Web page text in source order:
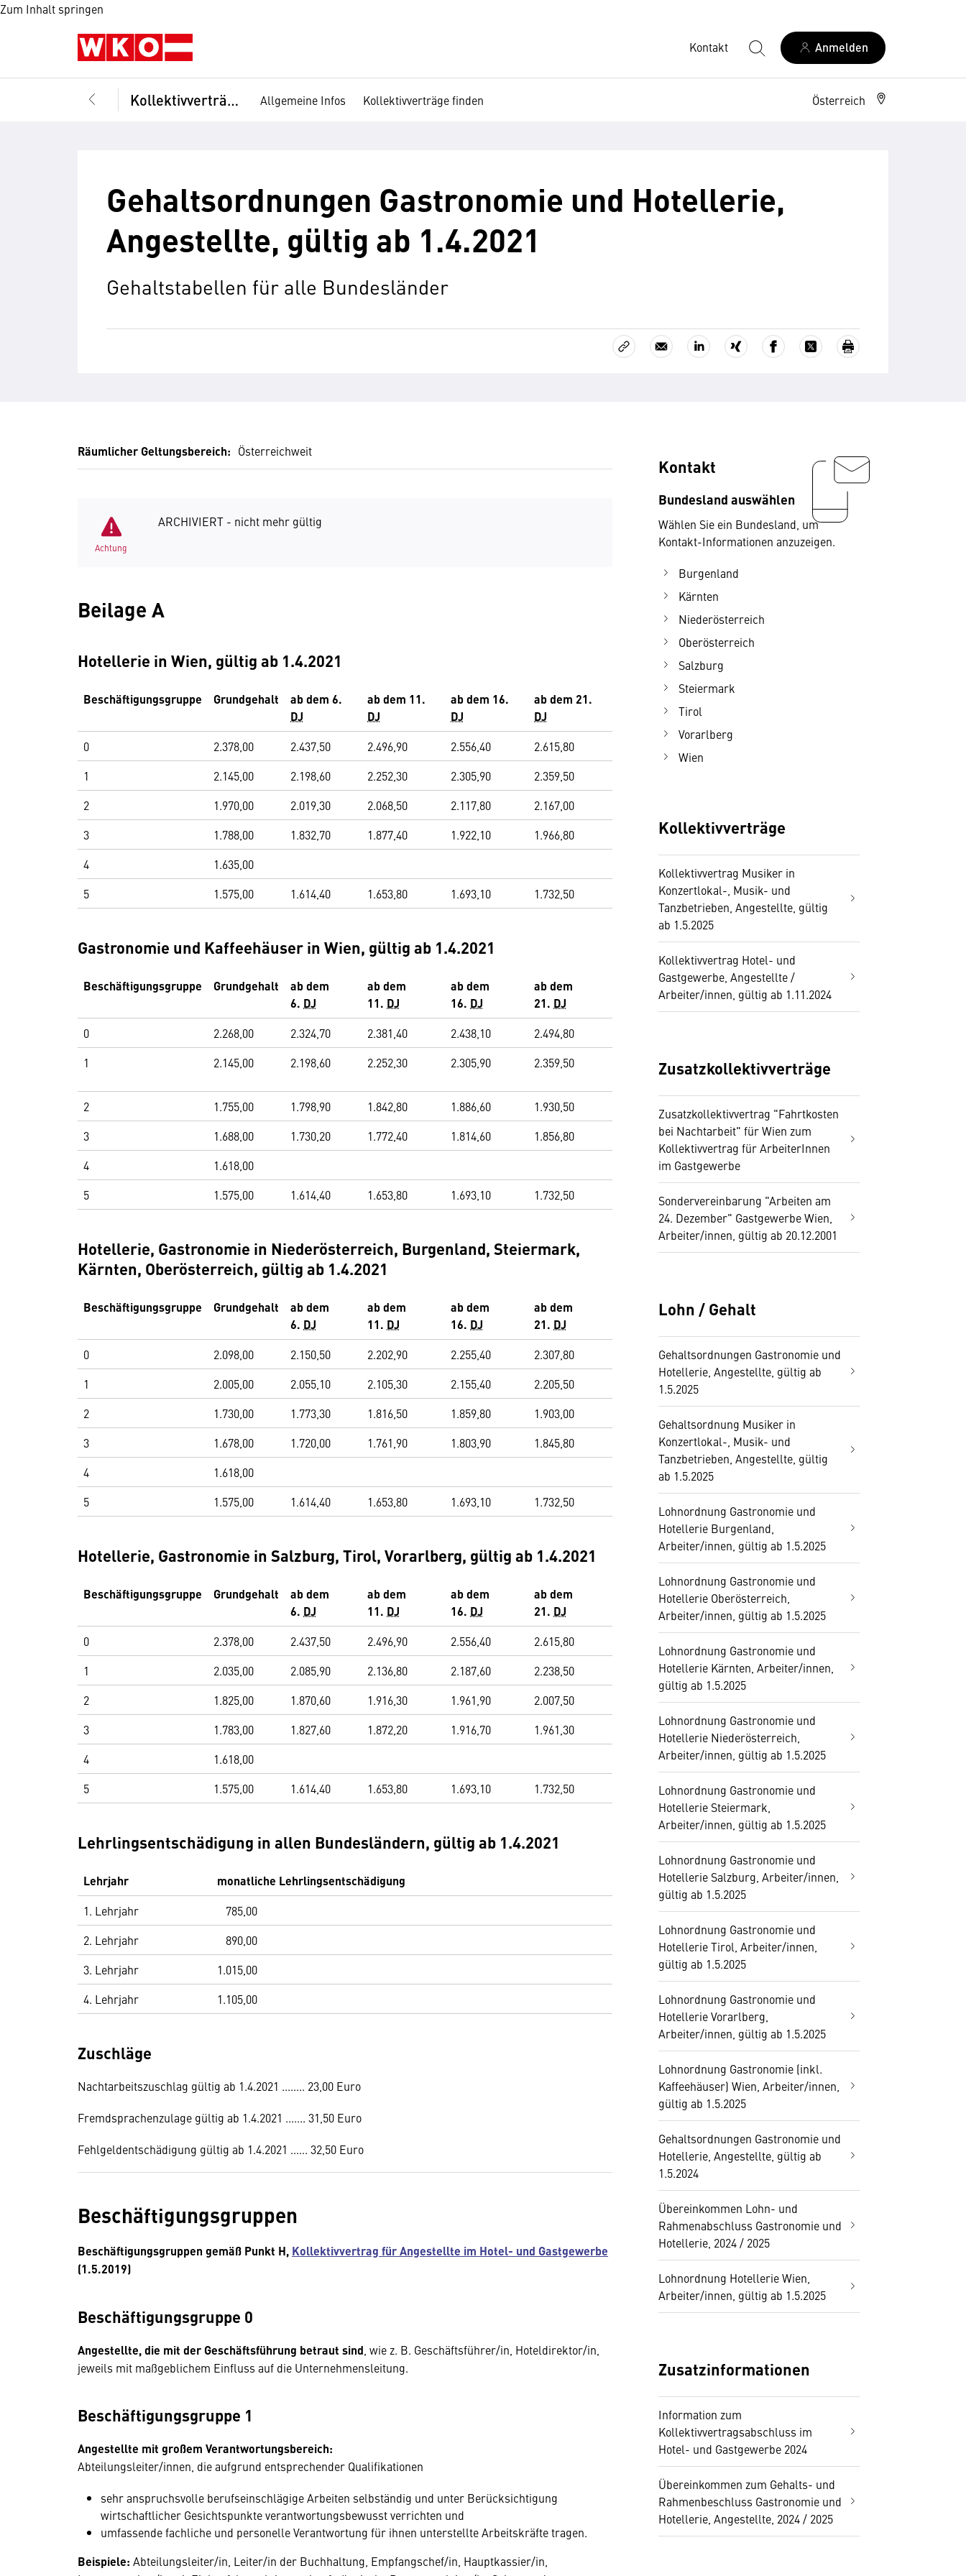
Zum Inhalt springen
Kontakt Anmelden
Kollektivverträge Allgemeine Infos Kollektivverträge finden Österreich
Gehaltsordnungen Gastronomie und Hotellerie,
Angestellte, gültig ab 1.4.2021
Gehaltstabellen für alle Bundesländer
Räumlicher Geltungsbereich: Österreichweit
Achtung
ARCHIVIERT - nicht mehr gültig
Beilage A
Hotellerie in Wien, gültig ab 1.4.2021
Beschäftigungsgruppe Grundgehalt
ab dem 6.
DJ
ab dem 11.
DJ
ab dem 16.
DJ
ab dem 21.
DJ
0 2.378,00 2.437,50 2.496,90 2.556,40
2.615,80
1
2.145,00 2.198,60 2.252,30 2.305,90
2.359,50
2
1.970,00 2.019,30 2.068,50 2.117,80
2.167,00
3
1.788,00 1.832,70 1.877,40 1.922,10
1.966,80
4
1.635,00
5
1.575,00 1.614,40 1.653,80 1.693,10 1.732,50
Gastronomie und Kaffeehäuser in Wien, gültig ab 1.4.2021
Beschäftigungsgruppe Grundgehalt
ab dem
6. DJ
ab dem
11. DJ
ab dem
16. DJ
ab dem
21. DJ
0 2.268,00 2.324,70 2.381,40 2.438,10
2.494,80
1
2.145,00 2.198,60 2.252,30 2.305,90 2.359,50
2 1.755,00 1.798,90 1.842,80 1.886,60
1.930,50
3
1.688,00 1.730,20 1.772,40 1.814,60
1.856,80
4
1.618,00
5
1.575,00 1.614,40 1.653,80 1.693,10 1.732,50
Hotellerie, Gastronomie in Niederösterreich, Burgenland, Steiermark,
Kärnten, Oberösterreich, gültig ab 1.4.2021
Beschäftigungsgruppe Grundgehalt
ab dem
6. DJ
ab dem
11. DJ
ab dem
16. DJ
ab dem
21. DJ
0 2.098,00 2.150,50 2.202,90 2.255,40
2.307,80
1
2.005,00 2.055,10 2.105,30 2.155,40
2.205,50
2
1.730,00 1.773,30 1.816,50 1.859,80
1.903,00
3
1.678,00 1.720,00 1.761,90 1.803,90
1.845,80
4
1.618,00
5
1.575,00 1.614,40 1.653,80 1.693,10 1.732,50
Hotellerie, Gastronomie in Salzburg, Tirol, Vorarlberg, gültig ab 1.4.2021
Beschäftigungsgruppe Grundgehalt
ab dem
6. DJ
ab dem
11. DJ
ab dem
16. DJ
ab dem
21. DJ
0 2.378,00 2.437,50 2.496,90 2.556,40
2.615,80
1
2.035,00 2.085,90 2.136,80 2.187,60
2.238,50
2
1.825,00 1.870,60 1.916,30 1.961,90
2.007,50
3
1.783,00 1.827,60 1.872,20 1.916,70
1.961,30
4
1.618,00
5
1.575,00 1.614,40 1.653,80 1.693,10 1.732,50
Lehrlingsentschädigung in allen Bundesländern, gültig ab 1.4.2021
Lehrjahr monatliche Lehrlingsentschädigung
1. Lehrjahr
785,00
2. Lehrjahr
890,00
3. Lehrjahr
1.015,00
4. Lehrjahr
1.105,00
Zuschläge
Nachtarbeitszuschlag gültig ab 1.4.2021 ........ 23,00 Euro
Fremdsprachenzulage gültig ab 1.4.2021 ....... 31,50 Euro
Fehlgeldentschädigung gültig ab 1.4.2021 ...... 32,50 Euro
Beschäftigungsgruppen
Beschäftigungsgruppen gemäß Punkt H, Kollektivvertrag für Angestellte im Hotel- und Gastgewerbe
(1.5.2019)
Beschäftigungsgruppe 0
Angestellte, die mit der Geschäftsführung betraut sind , wie z. B. Geschäftsführer/in, Hoteldirektor/in,
jeweils mit maßgeblichem Einfluss auf die Unternehmensleitung.
Beschäftigungsgruppe 1
Angestellte mit großem Verantwortungsbereich:
Abteilungsleiter/innen, die aufgrund entsprechender Qualifikationen
sehr anspruchsvolle berufseinschlägige Arbeiten selbständig und unter Berücksichtigung
wirtschaftlicher Gesichtspunkte verantwortungsbewusst verrichten und
umfassende fachliche und personelle Verantwortung für ihnen unterstellte Arbeitskräfte tragen.
Beispiele: Abteilungsleiter/in, Leiter/in der Buchhaltung, Empfangschef/in, Hauptkassier/in,
Kontakt
Bundesland auswählen
Wählen Sie ein Bundesland, um
Kontakt-Informationen anzuzeigen.
Burgenland
Kärnten
Niederösterreich
Oberösterreich
Salzburg
Steiermark
Tirol
Vorarlberg
Wien
Kollektivverträge
Kollektivvertrag Musiker in
Konzertlokal-, Musik- und
Tanzbetrieben, Angestellte, gültig
ab 1.5.2025
Kollektivvertrag Hotel- und
Gastgewerbe, Angestellte /
Arbeiter/innen, gültig ab 1.11.2024
Zusatzkollektivverträge
Zusatzkollektivvertrag "Fahrtkosten
bei Nachtarbeit" für Wien zum
Kollektivvertrag für ArbeiterInnen
im Gastgewerbe
Sondervereinbarung "Arbeiten am
24. Dezember" Gastgewerbe Wien,
Arbeiter/innen, gültig ab 20.12.2001
Lohn / Gehalt
Gehaltsordnungen Gastronomie und
Hotellerie, Angestellte, gültig ab
1.5.2025
Gehaltsordnung Musiker in
Konzertlokal-, Musik- und
Tanzbetrieben, Angestellte, gültig
ab 1.5.2025
Lohnordnung Gastronomie und
Hotellerie Burgenland,
Arbeiter/innen, gültig ab 1.5.2025
Lohnordnung Gastronomie und
Hotellerie Oberösterreich,
Arbeiter/innen, gültig ab 1.5.2025
Lohnordnung Gastronomie und
Hotellerie Kärnten, Arbeiter/innen,
gültig ab 1.5.2025
Lohnordnung Gastronomie und
Hotellerie Niederösterreich,
Arbeiter/innen, gültig ab 1.5.2025
Lohnordnung Gastronomie und
Hotellerie Steiermark,
Arbeiter/innen, gültig ab 1.5.2025
Lohnordnung Gastronomie und
Hotellerie Salzburg, Arbeiter/innen,
gültig ab 1.5.2025
Lohnordnung Gastronomie und
Hotellerie Tirol, Arbeiter/innen,
gültig ab 1.5.2025
Lohnordnung Gastronomie und
Hotellerie Vorarlberg,
Arbeiter/innen, gültig ab 1.5.2025
Lohnordnung Gastronomie (inkl.
Kaffeehäuser) Wien, Arbeiter/innen,
gültig ab 1.5.2025
Gehaltsordnungen Gastronomie und
Hotellerie, Angestellte, gültig ab
1.5.2024
Übereinkommen Lohn- und
Rahmenabschluss Gastronomie und
Hotellerie, 2024 / 2025
Lohnordnung Hotellerie Wien,
Arbeiter/innen, gültig ab 1.5.2025
Zusatzinformationen
Information zum
Kollektivvertragsabschluss im
Hotel- und Gastgewerbe 2024
Übereinkommen zum Gehalts- und
Rahmenbeschluss Gastronomie und
Hotellerie, Angestellte, 2024 / 2025